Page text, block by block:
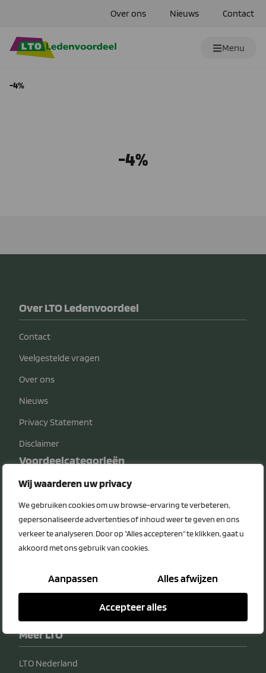
Wij waarderen uw privacy
We gebruiken cookies om uw browse-ervaring te verbeteren,
gepersonaliseerde advertenties of inhoud weer te geven en ons
verkeer te analyseren. Door op "Alles accepteren" te klikken, gaat u
akkoord met ons gebruik van cookies.
Aanpassen Alles afwijzen
Accepteer alles
Over ons Nieuws Contact
Menu
-4%
-4%
Over LTO Ledenvoordeel
Contact
Veelgestelde vragen
Over ons
Nieuws
Privacy Statement
Disclaimer
Voordeelcategorieën
Energie
Diensten
Veiligheid
Bedrijfsvoering
Verzekeringen
Transport
Meer LTO
LTO Nederland